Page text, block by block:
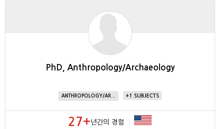
PhD, Anthropology/Archaeology
ANTHROPOLOGY/AR... 1
27+ 년간의 경험